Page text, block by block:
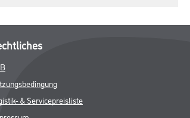
& Servicepreisliste